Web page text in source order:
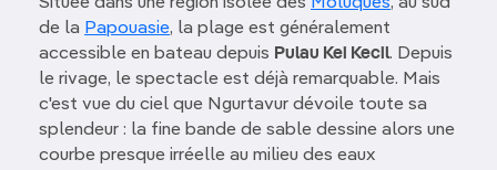
de la Papouasie, la plage est généralement
accessible en bateau depuis Pulau Kei Kecil. Depuis
le rivage, le spectacle est déjà remarquable. Mais
c'est vue du ciel que Ngurtavur dévoile toute sa
splendeur : la fine bande de sable dessine alors une
courbe presque irréelle au milieu des eaux